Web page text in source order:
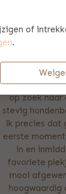
Omdat
"Voor mijn
op zoek naar
stevig
ik precies dat
eerste
in en
favoriete
mooi
hoogwaardig
of
.